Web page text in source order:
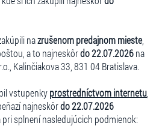
nazrušenom predajnom mieste,
a to najneskôrdo 22.07.2026na
Kalinčiakova 33, 831 04 Bratislava.
vstupenkyprostredníctvom internetu
najneskôrdo 22.07.2026
splnení nasledujúcich podmienok: